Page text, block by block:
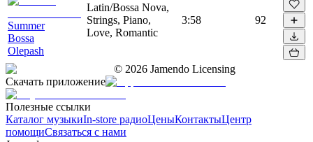
Summer
Bossa
Olepash
Latin/Bossa Nova,
Strings, Piano,
Love, Romantic
3:58 92
© 2026 Jamendo Licensing
Скачать приложение
Полезные ссылки
Каталог музыкиIn-store радиоЦеныКонтактыЦентр
помощиСвязаться с нами